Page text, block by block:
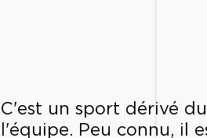
C'est un sport dérivé
l'équipe. Peu connu, il